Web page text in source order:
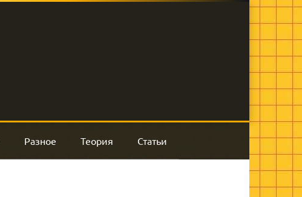
Разное Теория Статьи